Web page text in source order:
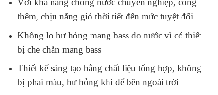
Với khả năng chống nước chuyên nghiệp, công
thêm, chịu nắng gió thời tiết đến mức tuyệt đối
Không lo hư hỏng mang bass do nước vì có thiết
bị che chắn mang bass
Thiết kế sáng tạo bằng chất liệu tổng hợp, không
bị phai màu, hư hỏng khi để bên ngoài trời